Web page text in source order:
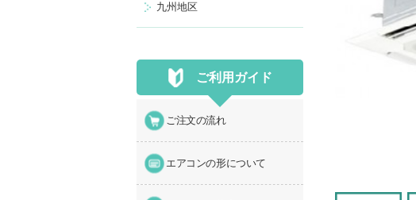
九州地区
ご利用ガイド
ご注文の流れ
エアコンの形について